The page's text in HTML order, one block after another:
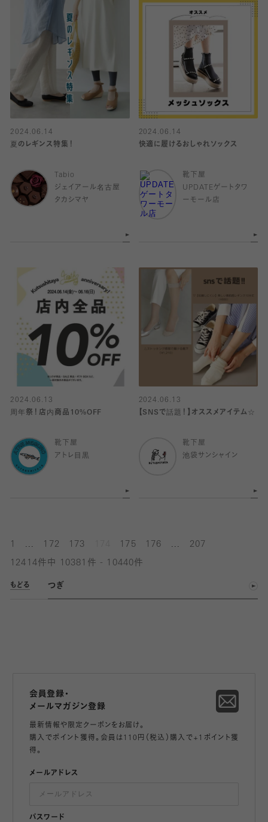
2024.06.14
夏のレギンス特集！
Tabio
ジェイアール名古屋
タカシマヤ
2024.06.14
快適に履けるおしゃれソックス
靴下屋
UPDATEゲートタワ
ーモール店
2024.06.13
周年祭！店内商品10%OFF
靴下屋
アトレ目黒
2024.06.13
【SNSで話題！】オススメアイテム☆
靴下屋
池袋サンシャイン
172 173 175 176 207
12414件中 10381件 - 10440件
もどる つぎ
会員登録・
メールマガジン登録
最新情報や限定クーポンをお届け。
購入でポイント獲得。会員は110円（税込）購入で+1ポイント獲
得。
メールアドレス
パスワード